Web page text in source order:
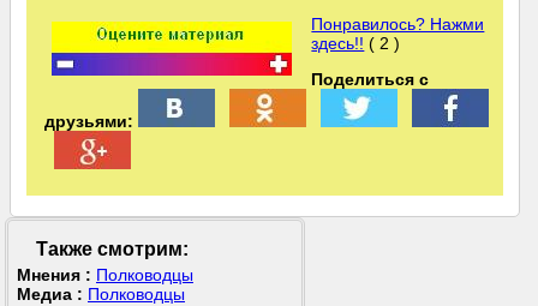
Понравилось? Нажми
здесь!! ( 2 )
Поделиться с
друзьями:
Также смотрим:
Мнения : Полководцы
Медиа : Полководцы